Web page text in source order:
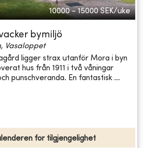
10000 - 15000 SEK/uke
bymiljö
Vasaloppet
ligger strax utanför Mora i byn
hus från 1911 i två våningar
punschveranda. En fantastisk ...
for tilgjengelighet